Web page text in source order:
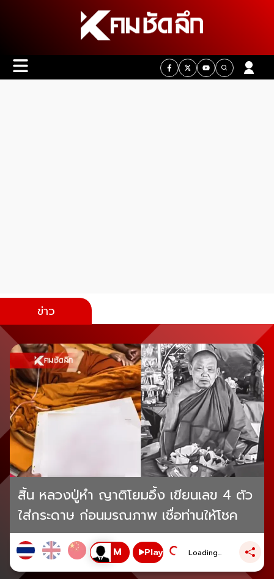
ข่าว
สิ้น หลวงปู่หำ ญาติโยมอึ้ง เขียนเลข 4 ตัว
ใส่กระดาษ ก่อนมรณภาพ เชื่อท่านให้โชค
Play Loading...